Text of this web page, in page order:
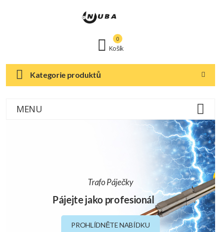
Košík
0
Kategorie produktů
MENU
Trafo Páječky
Pájejte jako profesionál
PROHLÍDNĚTE NABÍDKU